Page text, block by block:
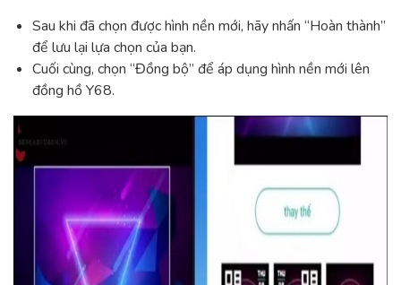
Sau khi đã chọn được hình nền mới, hãy nhấn “Hoàn thành”
để lưu lại lựa chọn của bạn.
Cuối cùng, chọn “Đồng bộ” để áp dụng hình nền mới lên
đồng hồ Y68.